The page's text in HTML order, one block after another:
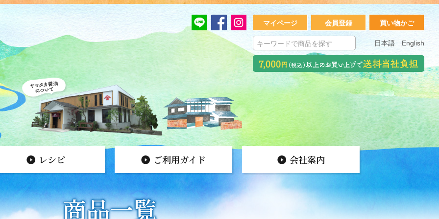
マイページ 会員登録 買い物かご
日本語 English
レシピ ご利用ガイド 会社案内
商品一覧